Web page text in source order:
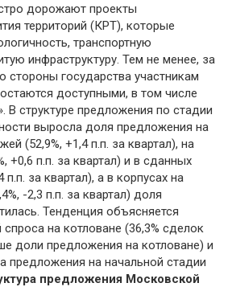
дорожают проекты
территорий (КРТ), которые
транспортную
инфраструктуру. Тем не менее, за
стороны государства участникам
доступными, в том числе
структуре предложения по стадии
выросла доля предложения на
(52,9%, +1,4 п.п. за квартал), на
+0,6 п.п. за квартал) и в сданных
п.п. за квартал), а в корпусах на
-2,3 п.п. за квартал) доля
Тенденция объясняется
на котловане (36,3% сделок
доли предложения на котловане) и
на начальной стадии
предложения Московской